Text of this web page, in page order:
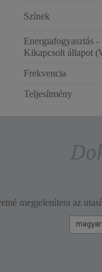
Színek
Energiafogyasztás -
Kikapcsolt állapot
Frekvencia
Teljesítmény
megjeleníteni az